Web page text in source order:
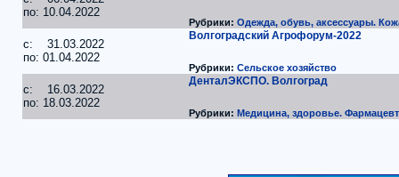
по: 10.04.2022
Рубрики: Одежда, обувь, аксессуары.
c: 31.03.2022
по: 01.04.2022
Волгоградский Агрофорум-2022
Рубрики: Сельское хозяйство
c: 16.03.2022
по: 18.03.2022
ДенталЭКСПО. Волгоград
Рубрики: Медицина, здоровье.